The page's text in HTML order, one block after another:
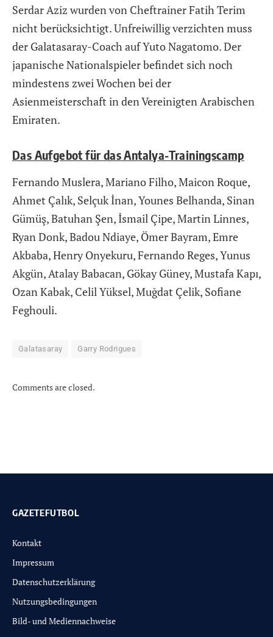
Serdar Aziz wurden von Cheftrainer Fatih Terim
nicht berücksichtigt. Unfreiwillig verzichten muss
der Galatasaray-Coach auf Yuto Nagatomo. Der
japanische Nationalspieler befindet sich noch
mindestens zwei Wochen bei der
Asienmeisterschaft in den Vereinigten Arabischen
Emiraten.
Das Aufgebot für das Antalya-Trainingscamp
Fernando Muslera, Mariano Filho, Maicon Roque,
Ahmet Çalık, Selçuk İnan, Younes Belhanda, Sinan
Gümüş, Batuhan Şen, İsmail Çipe, Martin Linnes,
Ryan Donk, Badou Ndiaye, Ömer Bayram, Emre
Akbaba, Henry Onyekuru, Fernando Reges, Yunus
Akgün, Atalay Babacan, Gökay Güney, Mustafa Kapı,
Ozan Kabak, Celil Yüksel, Muğdat Çelik, Sofiane
Feghouli.
Galatasaray Garry Rodrigues
Comments are closed.
GAZETEFUTBOL
Kontakt
Impressum
Datenschutzerklärung
Nutzungsbedingungen
Bild- und Mediennachweise